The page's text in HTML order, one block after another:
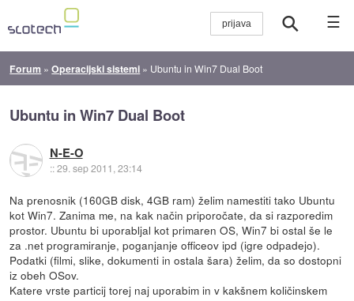
☰
Forum »Operacijski sistemi » Ubuntu in Win7 Dual Boot
Ubuntu in Win7 Dual Boot
N-E-O
::29. sep 2011, 23:14
Na prenosnik (160GB disk, 4GB ram) želim namestiti tako Ubuntu
kot Win7. Zanima me, na kak način priporočate, da si razporedim
prostor. Ubuntu bi uporabljal kot primaren OS, Win7 bi ostal še le
za .net programiranje, poganjanje officeov ipd (igre odpadejo).
Podatki (filmi, slike, dokumenti in ostala šara) želim, da so dostopni
iz obeh OSov.
Katere vrste particij torej naj uporabim in v kakšnem količinskem